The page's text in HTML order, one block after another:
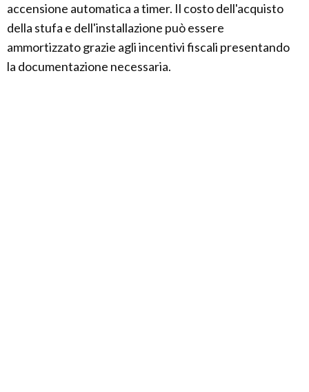
accensione automatica a timer. Il costo dell'acquisto
della stufa e dell'installazione può essere
ammortizzato grazie agli incentivi fiscali presentando
la documentazione necessaria.